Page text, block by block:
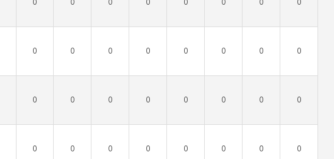
0 0 0 0 0 0 0 0
0 0 0 0 0 0 0 0
0 0 0 0 0 0 0 0